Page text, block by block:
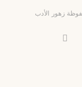
تيلقرام